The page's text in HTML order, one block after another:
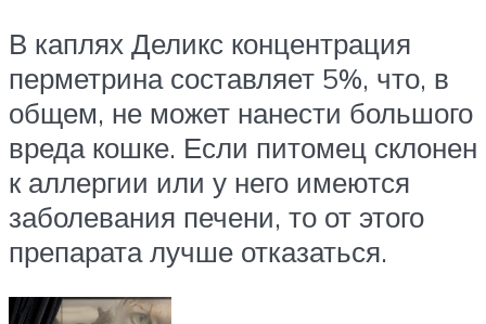
В каплях Деликс концентрация
перметрина составляет 5%, что, в
общем, не может нанести большого
вреда кошке. Если питомец склонен
к аллергии или у него имеются
заболевания печени, то от этого
препарата лучше отказаться.